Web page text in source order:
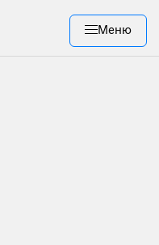
Меню